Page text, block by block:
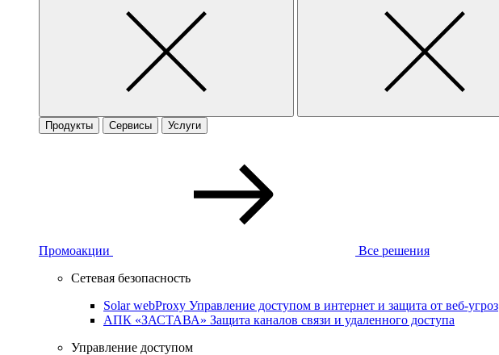
Продукты Сервисы Услуги
Промоакции
Все решения
Сетевая безопасность
Solar webProxy Управление доступом в интернет и защита от веб-угроз
АПК «ЗАСТАВА» Защита каналов связи и удаленного доступа
Управление доступом